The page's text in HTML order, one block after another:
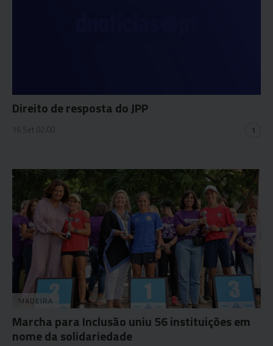
Direito de resposta do JPP
16 Set 02:00 1
MADEIRA
Marcha para Inclusão uniu 56 instituições em
nome da solidariedade